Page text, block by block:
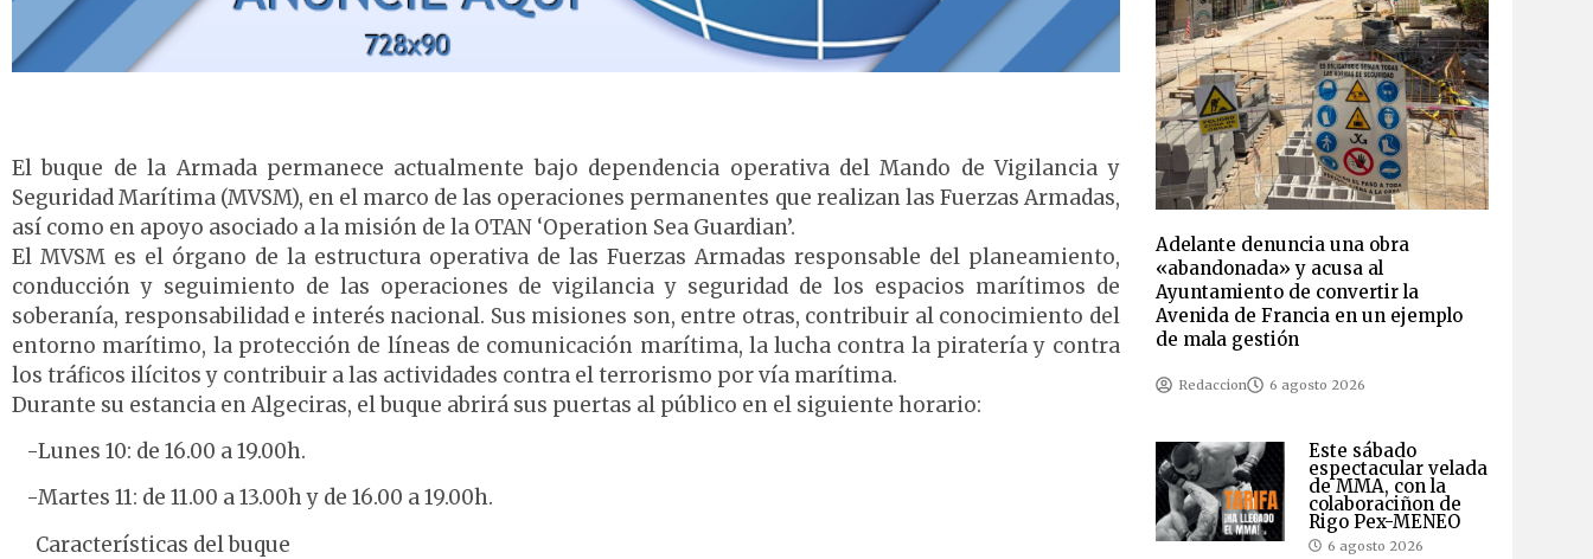
El buque de la Armada permanece actualmente bajo dependencia operativa del Mando de Vigilancia y
Seguridad Marítima (MVSM), en el marco de las operaciones permanentes que realizan las Fuerzas Armadas,
así como en apoyo asociado a la misión de la OTAN ‘Operation Sea Guardian’.
El MVSM es el órgano de la estructura operativa de las Fuerzas Armadas responsable del planeamiento,
conducción y seguimiento de las operaciones de vigilancia y seguridad de los espacios marítimos de
soberanía, responsabilidad e interés nacional. Sus misiones son, entre otras, contribuir al conocimiento del
entorno marítimo, la protección de líneas de comunicación marítima, la lucha contra la piratería y contra
los tráficos ilícitos y contribuir a las actividades contra el terrorismo por vía marítima.
Durante su estancia en Algeciras, el buque abrirá sus puertas al público en el siguiente horario:
-Lunes 10: de 16.00 a 19.00h.
-Martes 11: de 11.00 a 13.00h y de 16.00 a 19.00h.
Características del buque
Adelante denuncia una obra
«abandonada» y acusa al
Ayuntamiento de convertir la
Avenida de Francia en un ejemplo
de mala gestión
Redaccion 6 agosto 2026
Este sábado
espectacular velada
de MMA, con la
colaboraciñon de
Rigo Pex-MENEO
6 agosto 2026